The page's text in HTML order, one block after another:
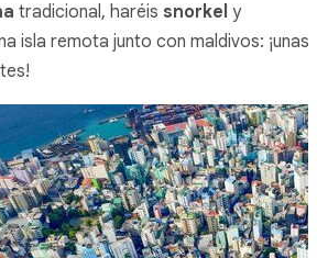
tradicional, haréis snorkel y
isla remota junto con maldivos: ¡unas